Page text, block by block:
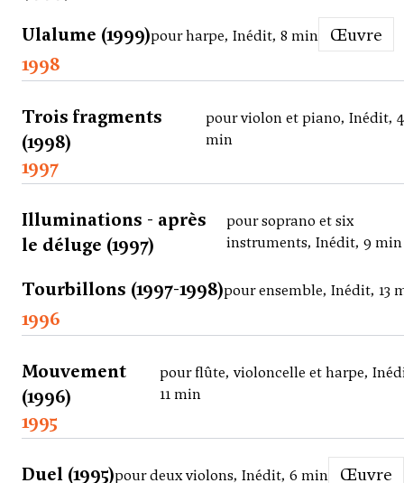
Ulalume (1999)pour harpe, Inédit, 8 min
Œuvre
1998
Trois fragments
(1998)
pour violon et piano, Inédit, 4
min
1997
Illuminations - après
le déluge (1997)
pour soprano et six
instruments, Inédit, 9 min
Tourbillons (1997-1998)pour ensemble, Inédit, 13
1996
Mouvement
(1996)
pour flûte, violoncelle et harpe,
11 min
1995
Duel (1995)pour deux violons, Inédit, 6 min Œuvre